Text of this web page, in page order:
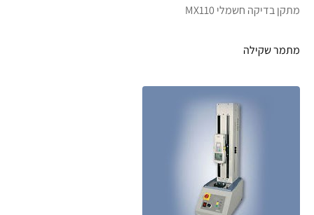
מתקן בדיקה חשמלי MX110
מתמר שקילה